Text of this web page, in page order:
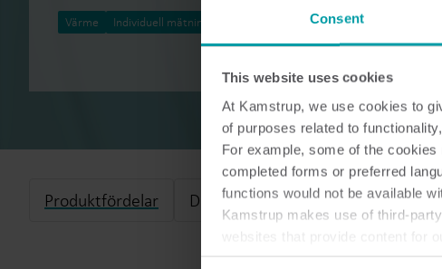
Consent
This website uses cookies
At Kamstrup, we use cookies to
of purposes related to
For example, some of the
completed forms or preferred
functions would not be available
Kamstrup makes use of third-
websites that provide content for
You can at any time change or
Värme Individuell mätning
Produktfördelar Dokumentation